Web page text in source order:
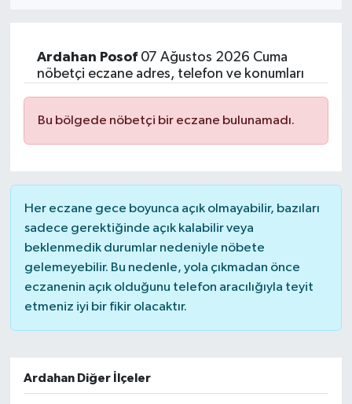
Ardahan Posof07 Ağustos 2026 Cuma
nöbetçi eczane adres, telefon ve konumları
Bu bölgede nöbetçi bir eczane bulunamadı.
Her eczane gece boyunca açık olmayabilir, bazıları
sadece gerektiğinde açık kalabilir veya
beklenmedik durumlar nedeniyle nöbete
gelemeyebilir. Bu nedenle, yola çıkmadan önce
eczanenin açık olduğunu telefon aracılığıyla teyit
etmeniz iyi bir fikir olacaktır.
Ardahan Diğer İlçeler
Sağlık
Magazin
Gündem
Kültür & Sanat
Teknoloji
Bilim
Bilim, Teknoloji